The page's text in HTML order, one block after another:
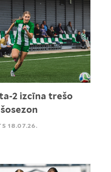
2 izcīna trešo
18.07.26.